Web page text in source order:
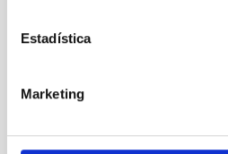
Estadística
Marketing